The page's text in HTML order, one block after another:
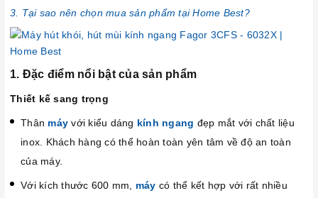
3. Tại sao nên chọn mua sản phẩm tại Home Best?
1. Đặc điểm nổi bật của sản phẩm
Thiết kế sang trọng
Thân máy với kiểu dáng kính ngang đẹp mắt với chất liệu
inox. Khách hàng có thể hoàn toàn yên tâm về độ an toàn
của máy.
Với kích thước 600 mm, máy có thể kết hợp với rất nhiều